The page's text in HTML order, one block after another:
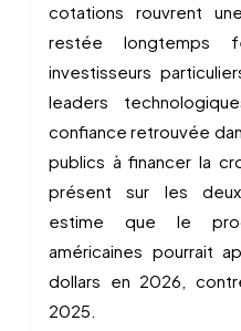
cotations rouvrent
restée longtemps
investisseurs
leaders
confiance retrouvée
publics à financer la
présent sur les
estime que le
américaines pourrait
dollars en 2026,
2025.